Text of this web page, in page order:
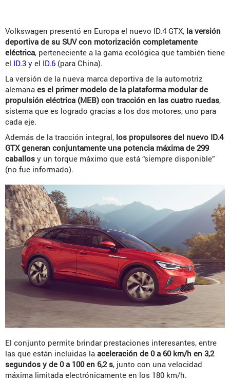
Volkswagen presentó en Europa el nuevo ID.4 GTX, la versión
deportiva de su SUV con motorización completamente
eléctrica, perteneciente a la gama ecológica que también tiene
el ID.3 y el ID.6 (para China).
La versión de la nueva marca deportiva de la automotriz
alemana es el primer modelo de la plataforma modular de
propulsión eléctrica (MEB) con tracción en las cuatro ruedas,
sistema que es logrado gracias a los dos motores, uno para
cada eje.
Además de la tracción integral, los propulsores del nuevo ID.4
GTX generan conjuntamente una potencia máxima de 299
caballos y un torque máximo que está “siempre disponible”
(no fue informado).
El conjunto permite brindar prestaciones interesantes, entre
las que están incluidas la aceleración de 0 a 60 km/h en 3,2
segundos y de 0 a 100 en 6,2 s, junto con una velocidad
máxima limitada electrónicamente en los 180 km/h.